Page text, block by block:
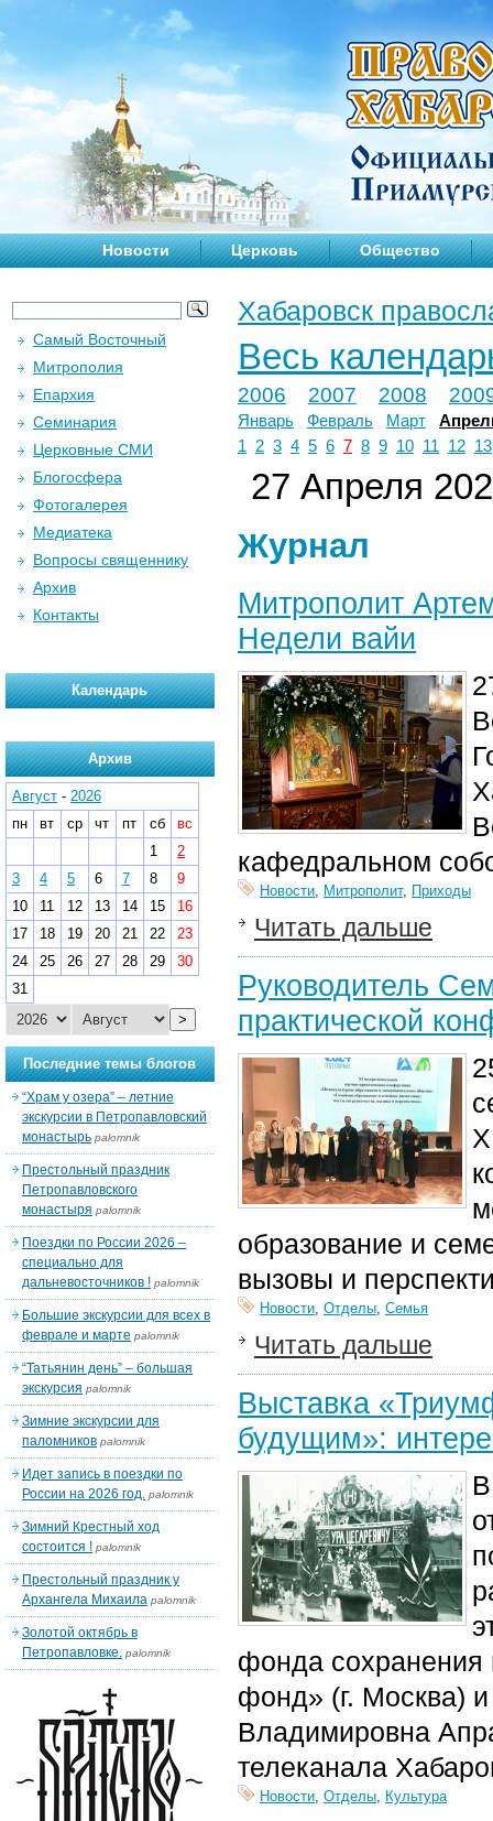
Новости Церковь Общество
Хабаровск
Весь
2006 2007 2008
Январь Февраль Март
1
2 3 4 5 6 7 8 9 10 11 12 13
27 Апреля
Журнал
Митрополит
Недели вайи
кафедральном
Новости, Митрополит, Приходы
Читать дальше
Руководитель
практической
образование и
вызовы и
Новости, Отделы, Семья
Читать дальше
Выставка
будущим»:
фонда сохранения
фонд» (г. Москва)
Владимировна
телеканала
Новости, Отделы, Культура
Самый Восточный
Митрополия
Епархия
Семинария
Церковные СМИ
Блогосфера
Фотогалерея
Медиатека
Вопросы священнику
Архив
Контакты
Календарь
Архив
Август - 2026
пн
вт ср чт пт сб
вс
1
2
3
4 5 6 7 8
9
10
11 12 13 14 15
16
17
18 19 20 21 22
23
24
25 26 27 28 29
30
31
>
Последние темы блогов
“Храм у озера” – летние
экскурсии в Петропавловский
монастырь palomnik
Престольный праздник
Петропавловского
монастыря palomnik
Поездки по России 2026 –
специально для
дальневосточников ! palomnik
Большие экскурсии для всех в
феврале и марте palomnik
“Татьянин день” – большая
экскурсия palomnik
Зимние экскурсии для
паломников palomnik
Идет запись в поездки по
России на 2026 год. palomnik
Зимний Крестный ход
состоится ! palomnik
Престольный праздник у
Архангела Михаила palomnik
Золотой октябрь в
Петропавловке. palomnik